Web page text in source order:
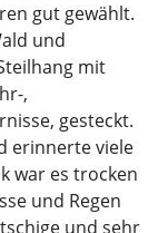
gut gewählt.
und
mit
,
gesteckt.
erinnerte viele
war es trocken
und Regen
und sehr